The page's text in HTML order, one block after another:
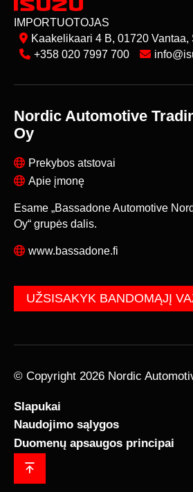
IMPORTUOTOJAS
Kaakelikaari 4 B, 01720 Vantaa,
+358 020 7997 700
Nordic Automotive
Oy
Prekybos atstovai
Apie įmonę
Esame „Bassadone Automotive
Oy“ grupės dalis.
www.bassadone.fi
UŽSISAKYK BANDOMĄJĮ
© Copyright 2026 Nordic
Slapukai
Naudojimo sąlygos
Duomenų apsaugos principai